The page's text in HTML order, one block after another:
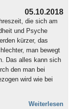
05.10.2018
die sich am
und Psyche
kürzer, das
man bewegt
Das alles kann sich
den man bei
wird wie bei
Weiterlesen